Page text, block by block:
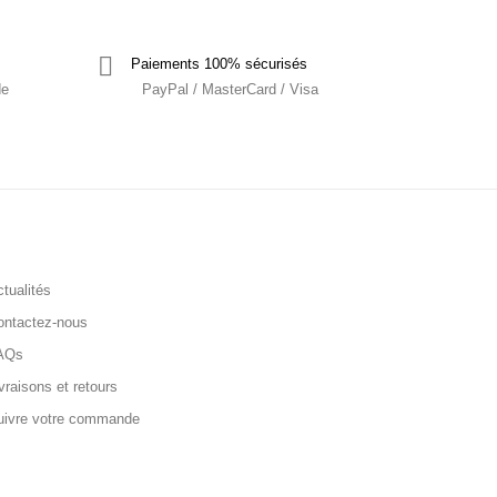
Paiements 100% sécurisés
PayPal / MasterCard / Visa
nous
et retours
votre commande